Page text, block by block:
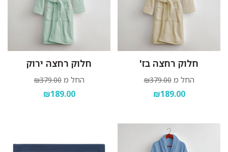
חלוק רחצה בז'
החל מ ₪379.00
₪189.00
חלוק רחצה ירוק
החל מ ₪379.00
₪189.00